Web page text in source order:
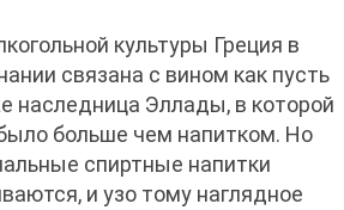
культуры Греция в
связана с вином как пусть
наследница Эллады, в которой
больше чем напитком. Но
спиртные напитки
и узо тому наглядное